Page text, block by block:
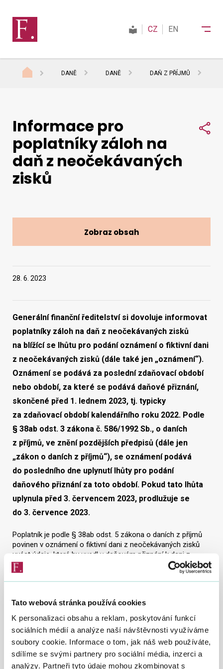
Tato webová stránka používá cookies
K personalizaci obsahu a reklam, poskytování funkcí
sociálních médií a analýze naší návštěvnosti využíváme
soubory cookie. Informace o tom, jak náš web používáte,
sdílíme se svými partnery pro sociální média, inzerci a
analýzy. Partneři tyto údaje mohou zkombinovat s
Daně
Mezinárodní spolupráce
CZ EN
DANĚ DANĚ DAŇ Z PŘÍJMŮ
28. 6. 2023
Generální finanční ředitelství si dovoluje informovat
poplatníky záloh na daň z neočekávaných zisků
na blížící se lhůtu pro podání oznámení o fiktivní dani
z neočekávaných zisků (dále také jen „oznámení“).
Oznámení se podává za poslední zdaňovací období
nebo období, za které se podává daňové přiznání,
skončené před 1. lednem 2023, tj. typicky
za zdaňovací období kalendářního roku 2022. Podle
§ 38ab odst. 3 zákona č. 586/1992 Sb., o daních
z příjmů, ve znění pozdějších předpisů (dále jen
„zákon o daních z příjmů“), se oznámení podává
do posledního dne uplynutí lhůty pro podání
daňového přiznání za toto období. Pokud tato lhůta
uplynula před 3. červencem 2023, prodlužuje se
do 3. července 2023.
Poplatník je podle § 38ab odst. 5 zákona o daních z příjmů
povinen v oznámení o fiktivní dani z neočekávaných zisků
uvést údaje, které by uvedl v daňovém přiznání k dani z
neočekávaných zisků. Pro naplnění této povinnosti je proto
vhodné
použít zveřejněný formulář daňového přiznáník
dani z neočekávaných zisků s označením 25 5563 MFin
označí, že se jedná o oznámení o fiktivní dani z
neočekávaných zisků. Formulář daňového přiznání k dani z
neočekávaných zisků včetně pokynů k jeho vyplnění je
zveřejněn vdatabázi tiskopisů, kde si jej lze stáhnout,
vytisknout a následně vyplnit.
Informace pro
poplatníky záloh na
daň z neočekávaných
zisků
Zobraz obsah